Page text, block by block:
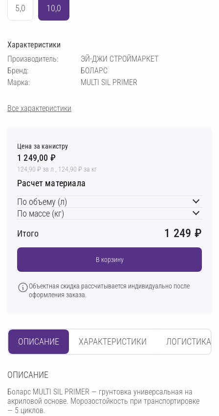
5,0 10,0
Характеристики
Производитель:
ЭЙ-ДЖИ СТРОЙМАРКЕТ
Бренд:
БОЛАРС
Марка:
MULTI SIL PRIMER
Все характеристики
Цена за канистру
1 249,00 ₽
124,90 ₽ за л , 124,90 ₽ за кг
Расчет материала
По объему (л)
По массе (кг)
Итого
1 249 ₽
В корзину
Объектная скидка рассчитывается индивидуально после
оформления заказа.
ОПИСАНИЕ ХАРАКТЕРИСТИКИ ЛОГИСТИКА
OПИСАНИЕ
Боларс MULTI SIL PRIMER — грунтовка универсальная на
акриловой основе. Морозостойкость при транспортировке
— 5 циклов.